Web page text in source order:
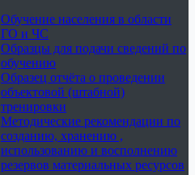
Обучение населения в области
ГО и ЧС
Образцы для подачи сведений по
обучению
Образец отчёта о проведении
объектовой (штабной)
тренировки
Методические рекомендации по
созданию, хранению ,
использованию и восполнению
резервов материальных ресурсов